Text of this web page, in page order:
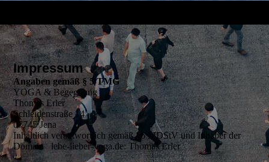
Impressum
Angaben gemäß § 5 TMG
YOGA & Begegnung
Thomas Erler
Schleidenstraße 14
07745 Jena
Inhaltlich verantwortlich gemäß §6 MDStV und Inhaber der
Domain lebe-lieber-yoga.de: Thomas Erler